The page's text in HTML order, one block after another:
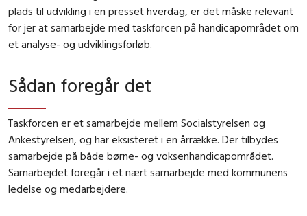
plads til udvikling i en presset hverdag, er det måske relevant
for jer at samarbejde med taskforcen på handicapområdet om
et analyse- og udviklingsforløb.
Sådan foregår det
Taskforcen er et samarbejde mellem Socialstyrelsen og
Ankestyrelsen, og har eksisteret i en årrække. Der tilbydes
samarbejde på både børne- og voksenhandicapområdet.
Samarbejdet foregår i et nært samarbejde med kommunens
ledelse og medarbejdere.